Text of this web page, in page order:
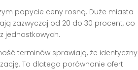
popycie ceny rosną. Duże miasta
zazwyczaj od 20 do 30 procent, co
jednostkowych.
terminów sprawiają, że identyczny
To dlatego porównanie ofert